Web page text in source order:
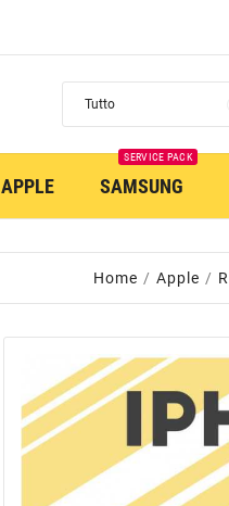
APPLE SAMSUNG
SERVICE PACK
Home Apple